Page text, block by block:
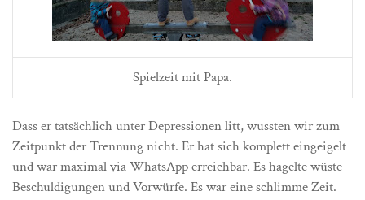
Spielzeit mit Papa.
Dass er tatsächlich unter Depressionen litt, wussten wir zum
Zeitpunkt der Trennung nicht. Er hat sich komplett eingeigelt
und war maximal via WhatsApp erreichbar. Es hagelte wüste
Beschuldigungen und Vorwürfe. Es war eine schlimme Zeit.